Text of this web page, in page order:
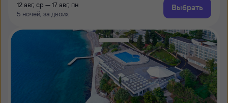
12 авг, ср — 17 авг, пн
5 ночей, за двоих
Выбрать